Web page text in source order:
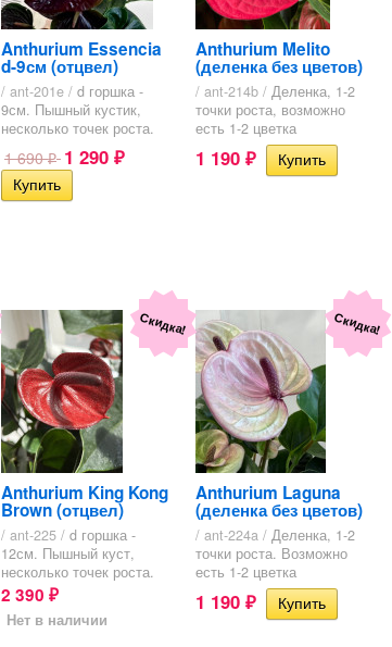
Anthurium Essencia
d-9см (отцвел)
/ ant-201e / d горшка -
9см. Пышный кустик,
несколько точек роста.
1 690₽ 1 290 ₽
Anthurium Melito
(деленка без цветов)
/ ant-214b / Деленка, 1-2
точки роста, возможно
есть 1-2 цветка
1 190 ₽
Скидка!
Anthurium King Kong
Brown (отцвел)
/ ant-225 / d горшка -
12см. Пышный куст,
несколько точек роста.
2 390 ₽
Нет в наличии
Скидка!
Anthurium Laguna
(деленка без цветов)
/ ant-224a / Деленка, 1-2
точки роста. Возможно
есть 1-2 цветка
1 190 ₽